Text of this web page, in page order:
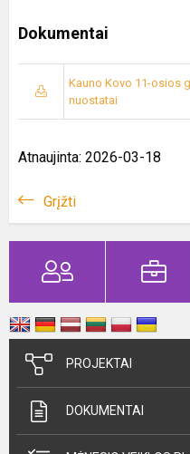
Dokumentai
Kauno Kovo 11-osios
nuostatai
Atnaujinta: 2026-03-18
Grįžti
PROJEKTAI
DOKUMENTAI